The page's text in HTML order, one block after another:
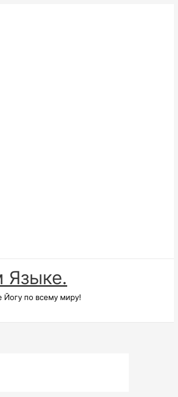
Языке.
по всему миру!